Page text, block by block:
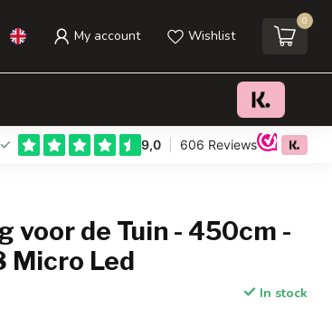
My account Wishlist
0
Add to cart
voor de Tuin - 450cm -
Micro Led
In stock